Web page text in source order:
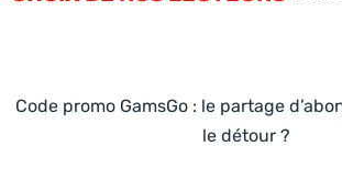
Code promo GamsGo : le partage
le détour ?